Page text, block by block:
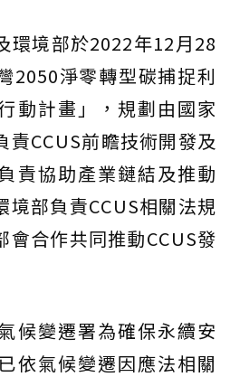
環境部於2022年12月28
2050淨零轉型碳捕捉利
動計畫」，規劃由國家
責CCUS前瞻技術開發及
責協助產業鏈結及推動
境部負責CCUS相關法規
會合作共同推動CCUS發
候變遷署為確保永續安
依氣候變遷因應法相關